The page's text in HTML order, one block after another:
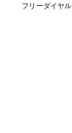
最新記事フリーダイヤル